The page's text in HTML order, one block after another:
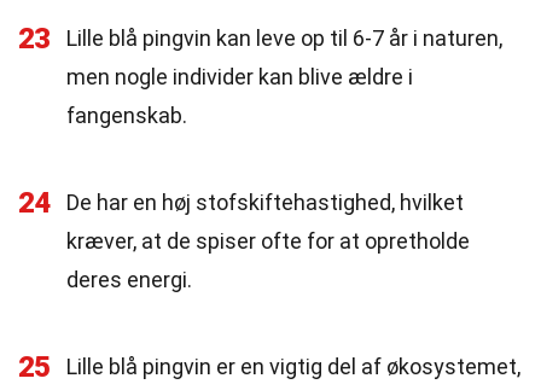
23
Lille blå pingvin kan leve op til 6-7 år i naturen,
men nogle individer kan blive ældre i
fangenskab.
24
De har en høj stofskiftehastighed, hvilket
kræver, at de spiser ofte for at opretholde
deres energi.
25 Lille blå pingvin er en vigtig del af økosystemet,